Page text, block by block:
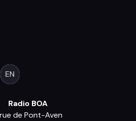
EN
Radio BOA
de Pont-Aven